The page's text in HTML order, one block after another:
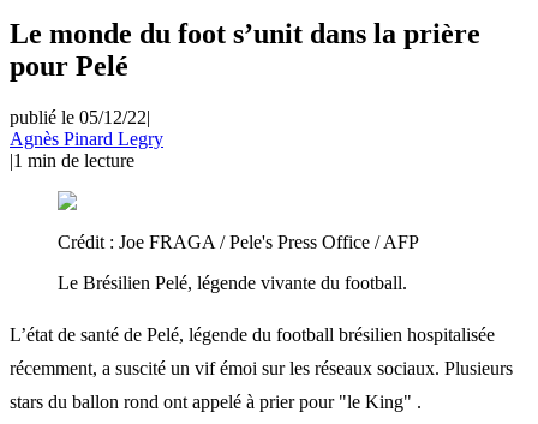
Le monde du foot s’unit dans la prière
pour Pelé
publié le 05/12/22|
Agnès Pinard Legry
|1 min de lecture
Crédit : Joe FRAGA / Pele's Press Office / AFP
Le Brésilien Pelé, légende vivante du football.
L’état de santé de Pelé, légende du football brésilien hospitalisée
récemment, a suscité un vif émoi sur les réseaux sociaux. Plusieurs
stars du ballon rond ont appelé à prier pour "le King" .